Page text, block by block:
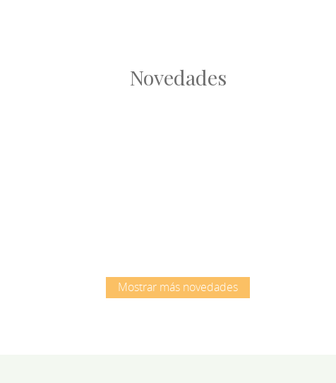
Novedades
Mostrar más novedades